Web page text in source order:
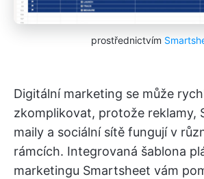
prostřednictvím
Digitální marketing se může
zkomplikovat, protože reklamy,
maily a sociální sítě fungují v
rámcích. Integrovaná šablona
marketingu Smartsheet vám